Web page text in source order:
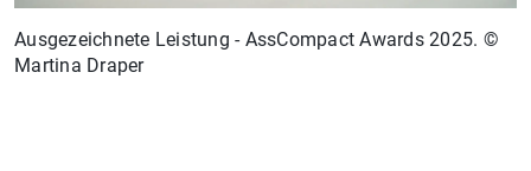
Ausgezeichnete Leistung - AssCompact Awards 2025. ©
Martina Draper